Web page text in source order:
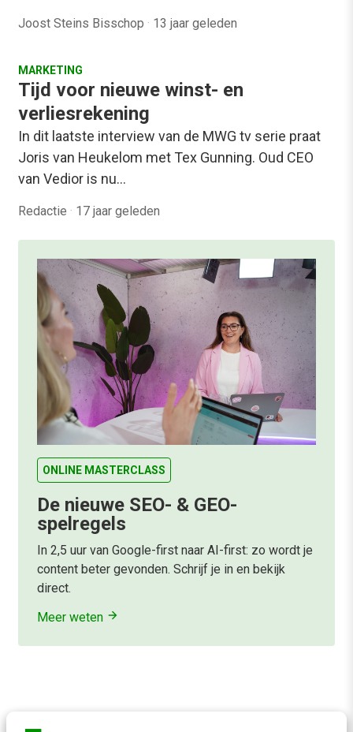
Joost Steins Bisschop · 13 jaar geleden
MARKETING
Tijd voor nieuwe winst- en
verliesrekening
In dit laatste interview van de MWG tv serie praat
Joris van Heukelom met Tex Gunning. Oud CEO
van Vedior is nu…
Redactie · 17 jaar geleden
ONLINE MASTERCLASS
De nieuwe SEO- & GEO-
spelregels
In 2,5 uur van Google-first naar AI-first: zo wordt je
content beter gevonden. Schrijf je in en bekijk
direct.
Meer weten